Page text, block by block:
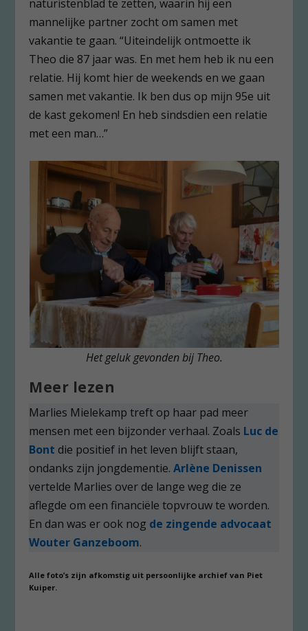
naturistenblad te zetten, waarin hij een
mannelijke partner zocht om samen met
vakantie te gaan. “Uiteindelijk ontmoette ik
Theo die 87 jaar was. En met hem heb ik nu een
relatie. Hij komt hier de weekends en we gaan
samen met vakantie. Ik ben dus op mijn 95e uit
de kast gekomen! En heb sindsdien een relatie
met een man…”
Het geluk gevonden bij Theo.
Meer lezen
Marlies Mielekamp treft op haar pad meer
mensen met een bijzonder verhaal. Zoals Luc de
Bont die positief in het leven blijft staan,
ondanks zijn jongdementie. Arlène Denissen
vertelde Marlies over de lange weg die ze
aflegde om een financiële topvrouw te worden.
En dan was er ook nog de zingende advocaat
Wouter Ganzeboom.
Alle foto’s zijn afkomstig uit persoonlijke archief van Piet
Kuiper.